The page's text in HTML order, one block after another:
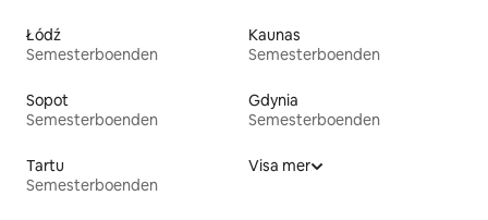
Łódź
Semesterboenden
Kaunas
Semesterboenden
Sopot
Semesterboenden
Gdynia
Semesterboenden
Tartu
Semesterboenden
Visa mer